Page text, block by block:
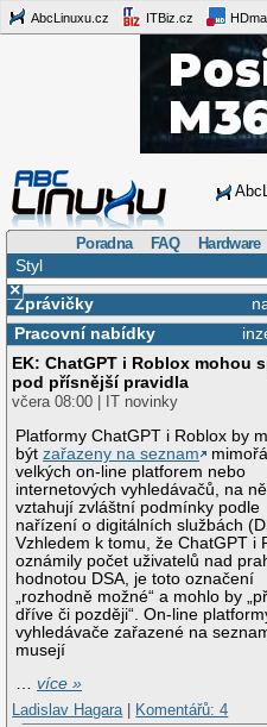
AbcLinuxu.cz ITBiz.cz
Poradna FAQ Hardware
Styl
×
Zprávičky
Pracovní nabídky
EK: ChatGPT i Roblox mohou
pod přísnější pravidla
včera 08:00 | IT novinky
Platformy ChatGPT i Roblox by
býtzařazeny na seznam
velkých on-line platforem nebo
internetových vyhledávačů, na
vztahují zvláštní podmínky podle
nařízení o digitálních službách
Vzhledem k tomu, že ChatGPT i
oznámily počet uživatelů nad
hodnotou DSA, je toto označení
„rozhodně možné“ a mohlo by
dříve či později“. On-line
vyhledávače zařazené na
musejí
…více »
Ladislav Hagara
Komentářů: 4